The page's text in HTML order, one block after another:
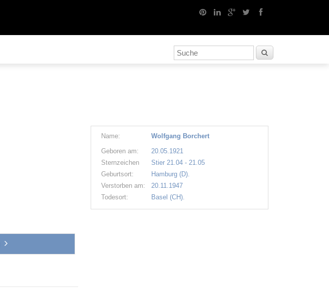
Name:
Wolfgang Borchert
Geboren am:
20.05.1921
Sternzeichen
Stier 21.04 - 21.05
Geburtsort:
Hamburg (D).
Verstorben am:
20.11.1947
Todesort:
Basel (CH).